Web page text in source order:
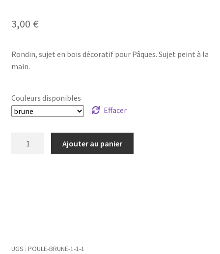
3,00 €
Rondin, sujet en bois décoratif pour Pâques. Sujet peint à la
main.
Couleurs disponibles
Effacer
Ajouter au panier
UGS : POULE-BRUNE-1-1-1